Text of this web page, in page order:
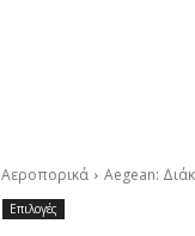
Αεροπορικά Aegean:
Επιλογές